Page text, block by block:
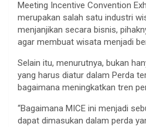
Meeting Incentive Convention
merupakan salah satu industri
menjanjikan secara bisnis,
agar membuat wisata menjadi
Selain itu, menurutnya, bukan
yang harus diatur dalam Perda
bagaimana meningkatkan tren
“Bagaimana MICE ini menjadi
dapat dimasukan dalam perda